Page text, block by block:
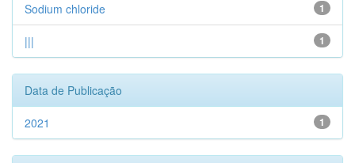
1
Sodium chloride
1
|||
Data de Publicação
1
2021